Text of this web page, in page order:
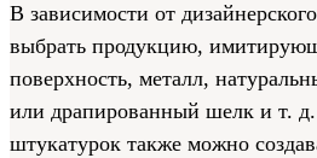
В зависимости от
выбрать продукцию,
поверхность, металл,
или драпированный шелк и т.
штукатурок также можно